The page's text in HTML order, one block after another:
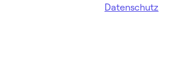
Datenschutz